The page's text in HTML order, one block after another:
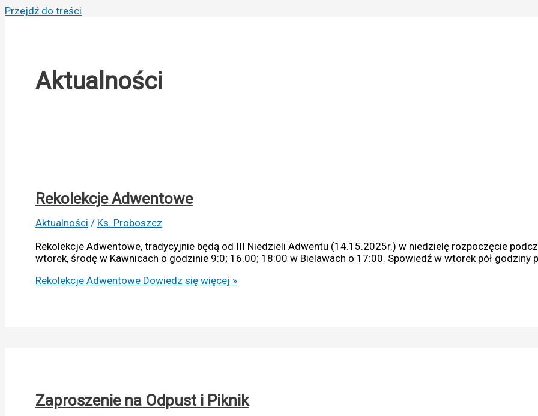
Przejdź do treści
Aktualności
Rekolekcje Adwentowe
Aktualności / Ks. Proboszcz
Rekolekcje Adwentowe, tradycyjnie będą od III Niedzieli Adwentu (14.15.2025r.) w niedzielę rozpoczęcie
wtorek, środę w Kawnicach o godzinie 9:0; 16.00; 18:00 w Bielawach o 17:00. Spowiedź w wtorek pół godziny
Rekolekcje Adwentowe Dowiedz się więcej »
Zaproszenie na Odpust i Piknik